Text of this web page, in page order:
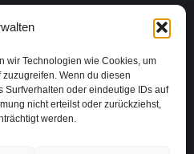
wir Technologien wie Cookies, um
Wenn du diesen
Surfverhalten oder eindeutige IDs auf
nicht erteilst oder zurückziehst,
werden.